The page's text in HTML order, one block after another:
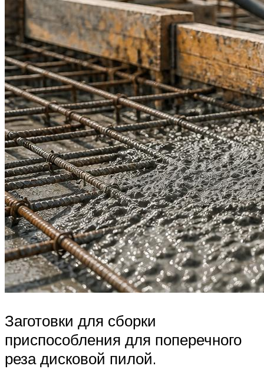
Заготовки для сборки
приспособления для поперечного
реза дисковой пилой.